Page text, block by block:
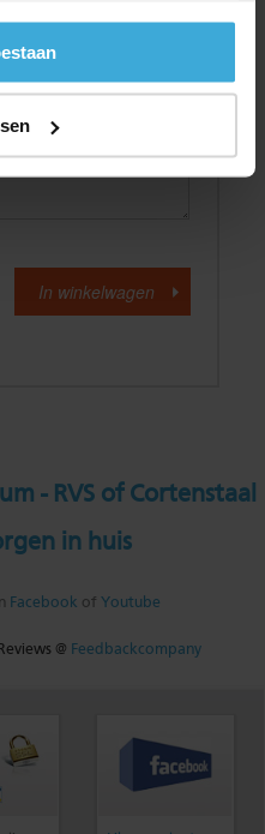
- RVS of Cortenstaal
in huis
Facebook of Youtube
Reviews @ Feedbackcompany